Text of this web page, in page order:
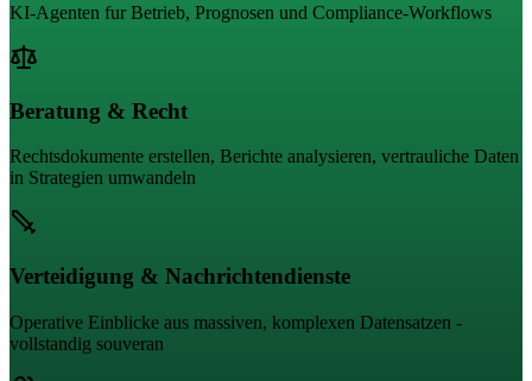
KI-Agenten fur Betrieb, Prognosen und Compliance-Workflows
Beratung & Recht
Rechtsdokumente erstellen, Berichte analysieren, vertrauliche Daten
in Strategien umwandeln
Verteidigung & Nachrichtendienste
Operative Einblicke aus massiven, komplexen Datensatzen -
vollstandig souveran